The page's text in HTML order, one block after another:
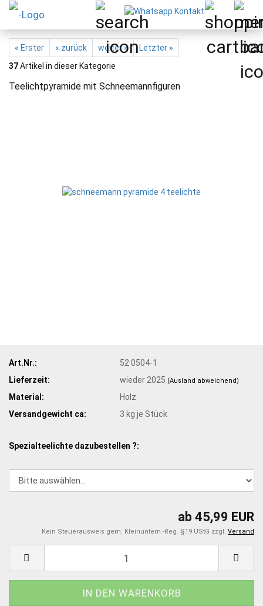
« Erster « zurück weiter »
Letzter »
37Artikel in dieser Kategorie
Teelichtpyramide mit Schneemannfiguren
Art.Nr.:
52 0504-1
Lieferzeit:
wieder 2025 (Ausland abweichend)
Material:
Holz
Versandgewicht ca:
3 kg je Stück
Spezialteelichte dazubestellen ?:
ab 45,99 EUR
Kein Steuerausweis gem. Kleinuntern.-Reg. §19 UStG zzgl. Versand